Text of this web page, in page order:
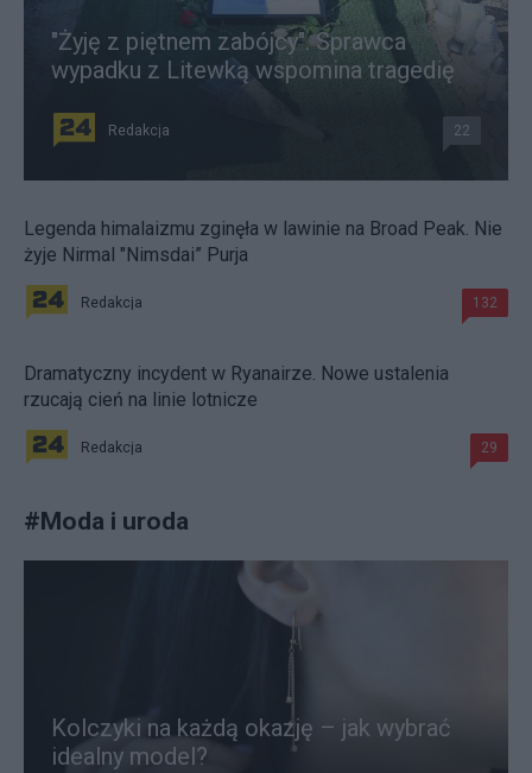
"Żyję z piętnem zabójcy". Sprawca
wypadku z Litewką wspomina tragedię
Redakcja 22
Legenda himalaizmu zginęła w lawinie na Broad Peak. Nie
żyje Nirmal "Nimsdai” Purja
Redakcja 132
Dramatyczny incydent w Ryanairze. Nowe ustalenia
rzucają cień na linie lotnicze
Redakcja 29
#Moda i uroda
Kolczyki na każdą okazję – jak wybrać
idealny model?